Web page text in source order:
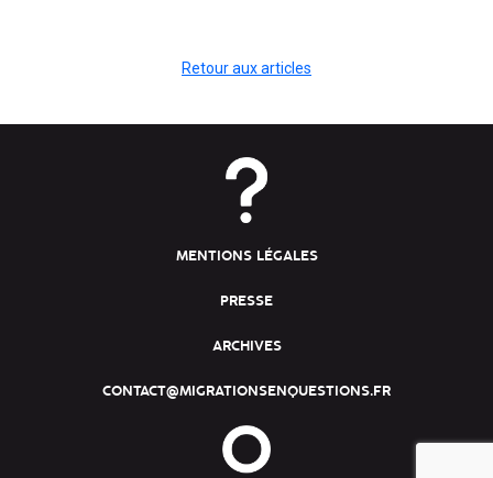
Retour aux articles
MENTIONS LÉGALES
PRESSE
ARCHIVES
CONTACT@MIGRATIONSENQUESTIONS.FR